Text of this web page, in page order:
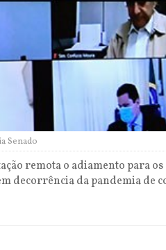
Senado
remota o adiamento para
decorrência da pandemia de